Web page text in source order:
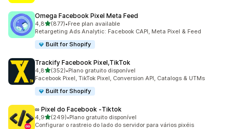
Omega Facebook Pixel Meta Feed
4,8de 5 estrelas
(877)
877 total de avaliações
•Free plan available
Retargeting Ads Analytic: Facebook CAPI, Meta Pixel & Feed
Built for Shopify
Trackify Facebook Pixel,TikTok
4,8de 5 estrelas
(352)
352 total de avaliações
•Plano gratuito disponível
Facebook Pixel, TikTok Pixel, Conversion API, Catalogs & UTMs
Built for Shopify
∞ Pixel do Facebook ‑Tiktok
4,9de 5 estrelas
(249)
249 total de avaliações
•Plano gratuito disponível
Configurar o rastreio do lado do servidor para vários pixéis